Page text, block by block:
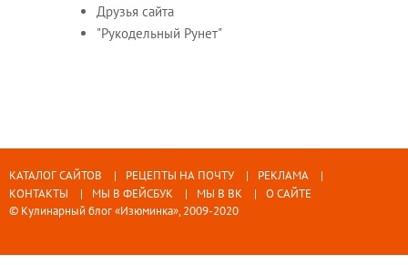
Друзья сайта
"Рукодельный Рунет"
КАТАЛОГ САЙТОВ РЕЦЕПТЫ НА ПОЧТУ
РЕКЛАМА
КОНТАКТЫ
МЫ В ФЕЙСБУК МЫ В ВК
О САЙТЕ
© Кулинарный блог «Изюминка», 2009-2020